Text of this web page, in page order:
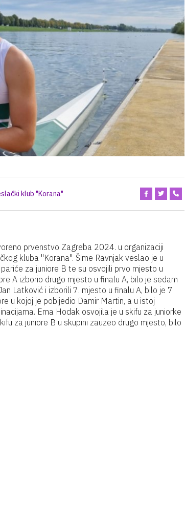
klub "Korana"
prvenstvo Zagreba 2024. u organizaciji
kluba "Korana". Šime Ravnjak veslao je u
za juniore B te su osvojili prvo mjesto u
A izborio drugo mjesto u finalu A, bilo je sedam
Latković i izborili 7. mjesto u finalu A, bilo je 7
u kojoj je pobijedio Damir Martin, a u istoj
Ema Hodak osvojila je u skifu za juniorke
za juniore B u skupini zauzeo drugo mjesto, bilo